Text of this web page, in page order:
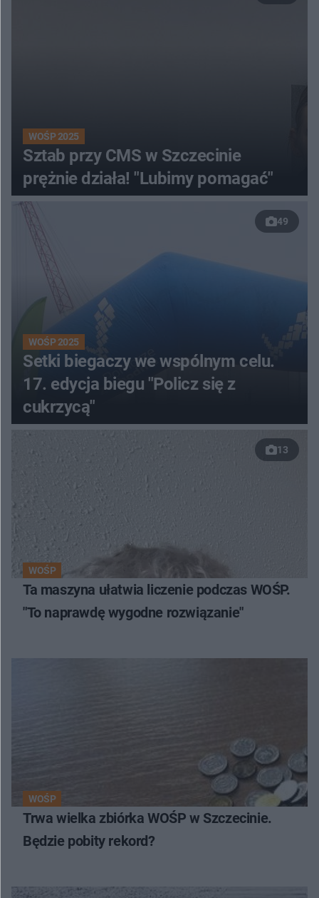
WOŚP 2025
Sztab przy CMS w Szczecinie
prężnie działa! "Lubimy pomagać"
49
WOŚP 2025
Setki biegaczy we wspólnym celu.
17. edycja biegu "Policz się z
cukrzycą"
13
WOŚP
Ta maszyna ułatwia liczenie podczas WOŚP.
"To naprawdę wygodne rozwiązanie"
WOŚP
Trwa wielka zbiórka WOŚP w Szczecinie.
Będzie pobity rekord?